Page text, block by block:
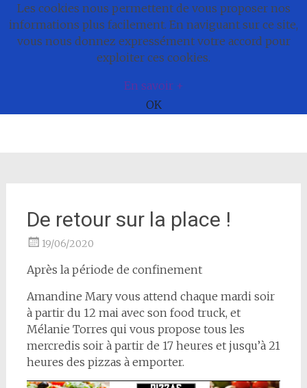
Commune de
Bonnefamille
De retour sur la place !
19/06/2020
Après la période de confinement
Amandine Mary vous attend chaque mardi soir
à partir du 12 mai avec son food truck, et
Mélanie Torres qui vous propose tous les
mercredis soir à partir de 17 heures et jusqu’à 21
heures des pizzas à emporter.
Les cookies nous permettent de vous proposer nos
informations plus facilement. En naviguant sur ce site,
vous nous donnez expressément votre accord pour
exploiter ces cookies.
En savoir +
OK